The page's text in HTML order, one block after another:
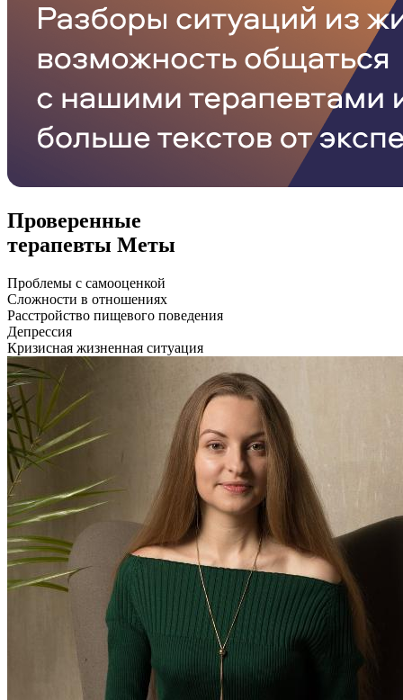
Проверенные
терапевты Меты
Проблемы с самооценкой
Сложности в отношениях
Расстройство пищевого поведения
Депрессия
Кризисная жизненная ситуация